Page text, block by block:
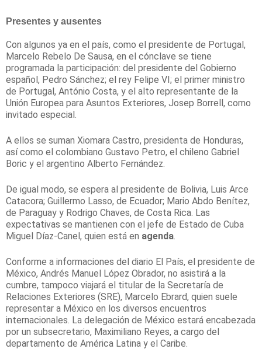
Presentes y ausentes
Con algunos ya en el país, como el presidente de Portugal,
Marcelo Rebelo De Sausa, en el cónclave se tiene
programada la participación: del presidente del Gobierno
español, Pedro Sánchez; el rey Felipe VI; el primer ministro
de Portugal, António Costa, y el alto representante de la
Unión Europea para Asuntos Exteriores, Josep Borrell, como
invitado especial.
A ellos se suman Xiomara Castro, presidenta de Honduras,
así como el colombiano Gustavo Petro, el chileno Gabriel
Boric y el argentino Alberto Fernández.
De igual modo, se espera al presidente de Bolivia, Luis Arce
Catacora; Guillermo Lasso, de Ecuador; Mario Abdo Benítez,
de Paraguay y Rodrigo Chaves, de Costa Rica. Las
expectativas se mantienen con el jefe de Estado de Cuba
Miguel Díaz-Canel, quien está en agenda.
Conforme a informaciones del diario El País, el presidente de
México, Andrés Manuel López Obrador, no asistirá a la
cumbre, tampoco viajará el titular de la Secretaría de
Relaciones Exteriores (SRE), Marcelo Ebrard, quien suele
representar a México en los diversos encuentros
internacionales. La delegación de México estará encabezada
por un subsecretario, Maximiliano Reyes, a cargo del
departamento de América Latina y el Caribe.